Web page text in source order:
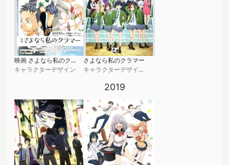
映画 さよなら私のクラマー ファーストタッチ
キャラクターデザイン
さよなら私のクラマー
キャラクターデザイン, プロップデザイン
2019